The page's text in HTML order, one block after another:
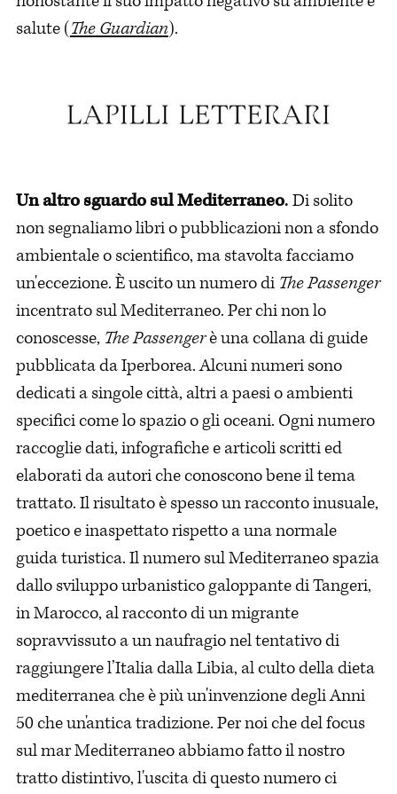
salute (The Guardian).
Un altro sguardo sul Mediterraneo.Di solito
non segnaliamo libri o pubblicazioni non a sfondo
ambientale o scientifico, ma stavolta facciamo
un'eccezione. È uscito un numero di The Passenger
incentrato sul Mediterraneo. Per chi non lo
conoscesse, The Passengerè una collana di guide
pubblicata da Iperborea. Alcuni numeri sono
dedicati a singole città, altri a paesi o ambienti
specifici come lo spazio o gli oceani. Ogni numero
raccoglie dati, infografiche e articoli scritti ed
elaborati da autori che conoscono bene il tema
trattato. Il risultato è spesso un racconto inusuale,
poetico e inaspettato rispetto a una normale
guida turistica. Il numero sul Mediterraneo spazia
dallo sviluppo urbanistico galoppante di Tangeri,
in Marocco, al racconto di un migrante
sopravvissuto a un naufragio nel tentativo di
raggiungere l’Italia dalla Libia, al culto della dieta
mediterranea che è più un'invenzione degli Anni
50 che un'antica tradizione. Per noi che del focus
sul mar Mediterraneo abbiamo fatto il nostro
tratto distintivo, l'uscita di questo numero ci